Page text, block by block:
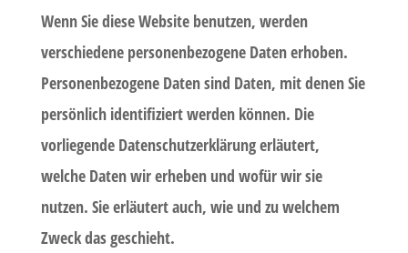
Wenn Sie diese Website benutzen, werden
verschiedene personenbezogene Daten erhoben.
Personenbezogene Daten sind Daten, mit denen Sie
persönlich identifiziert werden können. Die
vorliegende Datenschutzerklärung erläutert,
welche Daten wir erheben und wofür wir sie
nutzen. Sie erläutert auch, wie und zu welchem
Zweck das geschieht.